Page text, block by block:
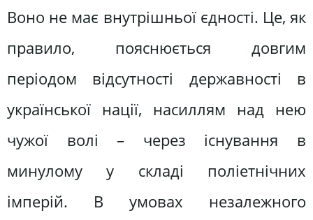
Воно не має внутрішньої єдності. Це, як
правило, пояснюється довгим
періодом відсутності державності в
української нації, насиллям над нею
чужої волі – через існування в
минулому у складі поліетнічних
імперій. В умовах незалежного